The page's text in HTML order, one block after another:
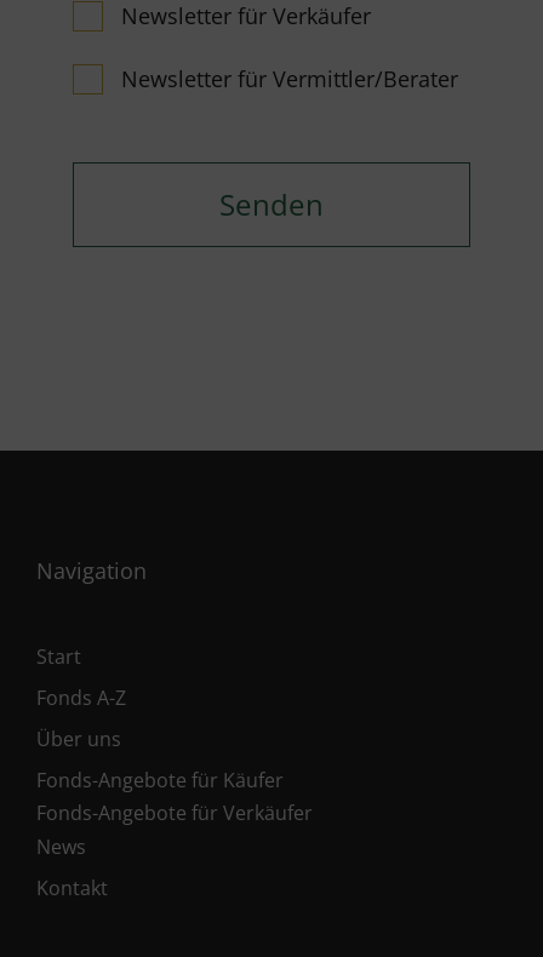
Newsletter für Verkäufer
Newsletter für Vermittler/Berater
Navigation
Start
Fonds A-Z
Über uns
Fonds-Angebote für Käufer
Fonds-Angebote für Verkäufer
News
Kontakt